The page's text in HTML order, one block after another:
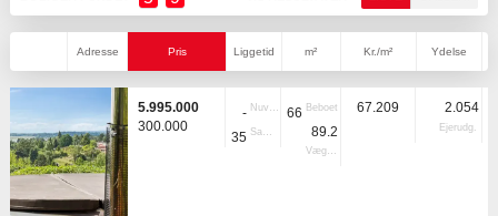
Adresse Pris Liggetid m² Kr./m² Ydelse
5.995.000
300.000
- Nuvær.
35 Samlet
66 Beboet
89.2
Vægtet
67.209 2.054
Ejerudg.